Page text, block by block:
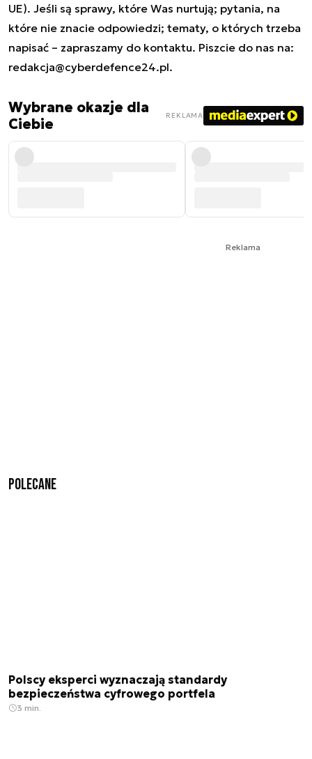
UE). Jeśli są sprawy, które Was nurtują; pytania, na
które nie znacie odpowiedzi; tematy, o których trzeba
napisać – zapraszamy do kontaktu. Piszcie do nas na:
redakcja@cyberdefence24.pl.
Wybrane okazje dla
Ciebie
REKLAMA
Reklama
Polecane
Polscy eksperci wyznaczają standardy
bezpieczeństwa cyfrowego portfela
3 min.